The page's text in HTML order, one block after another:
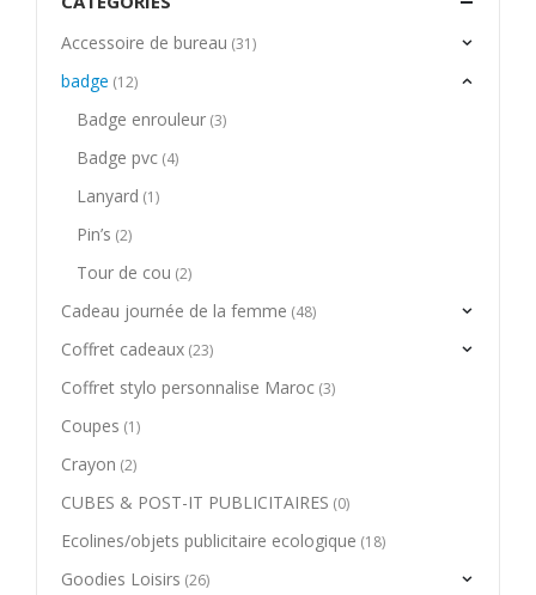
Accessoire de bureau (31)
badge (12)
Badge enrouleur (3)
Badge pvc (4)
Lanyard (1)
Pin’s (2)
Tour de cou (2)
Cadeau journée de la femme (48)
Coffret cadeaux (23)
Coffret stylo personnalise Maroc (3)
Coupes (1)
Crayon (2)
CUBES & POST-IT PUBLICITAIRES (0)
Ecolines/objets publicitaire ecologique (18)
Goodies Loisirs (26)